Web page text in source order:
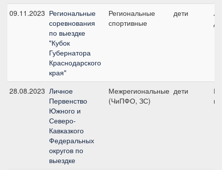
09.11.2023 Региональные
соревнования
по выездке
"Кубок
Губернатора
Краснодарского
края"
Региональные
спортивные
дети
28.08.2023 Личное
Первенство
Южного и
Северо-
Кавказкого
Федеральных
округов по
выездке
Межрегиональные
(ЧиПФО, ЗС)
дети